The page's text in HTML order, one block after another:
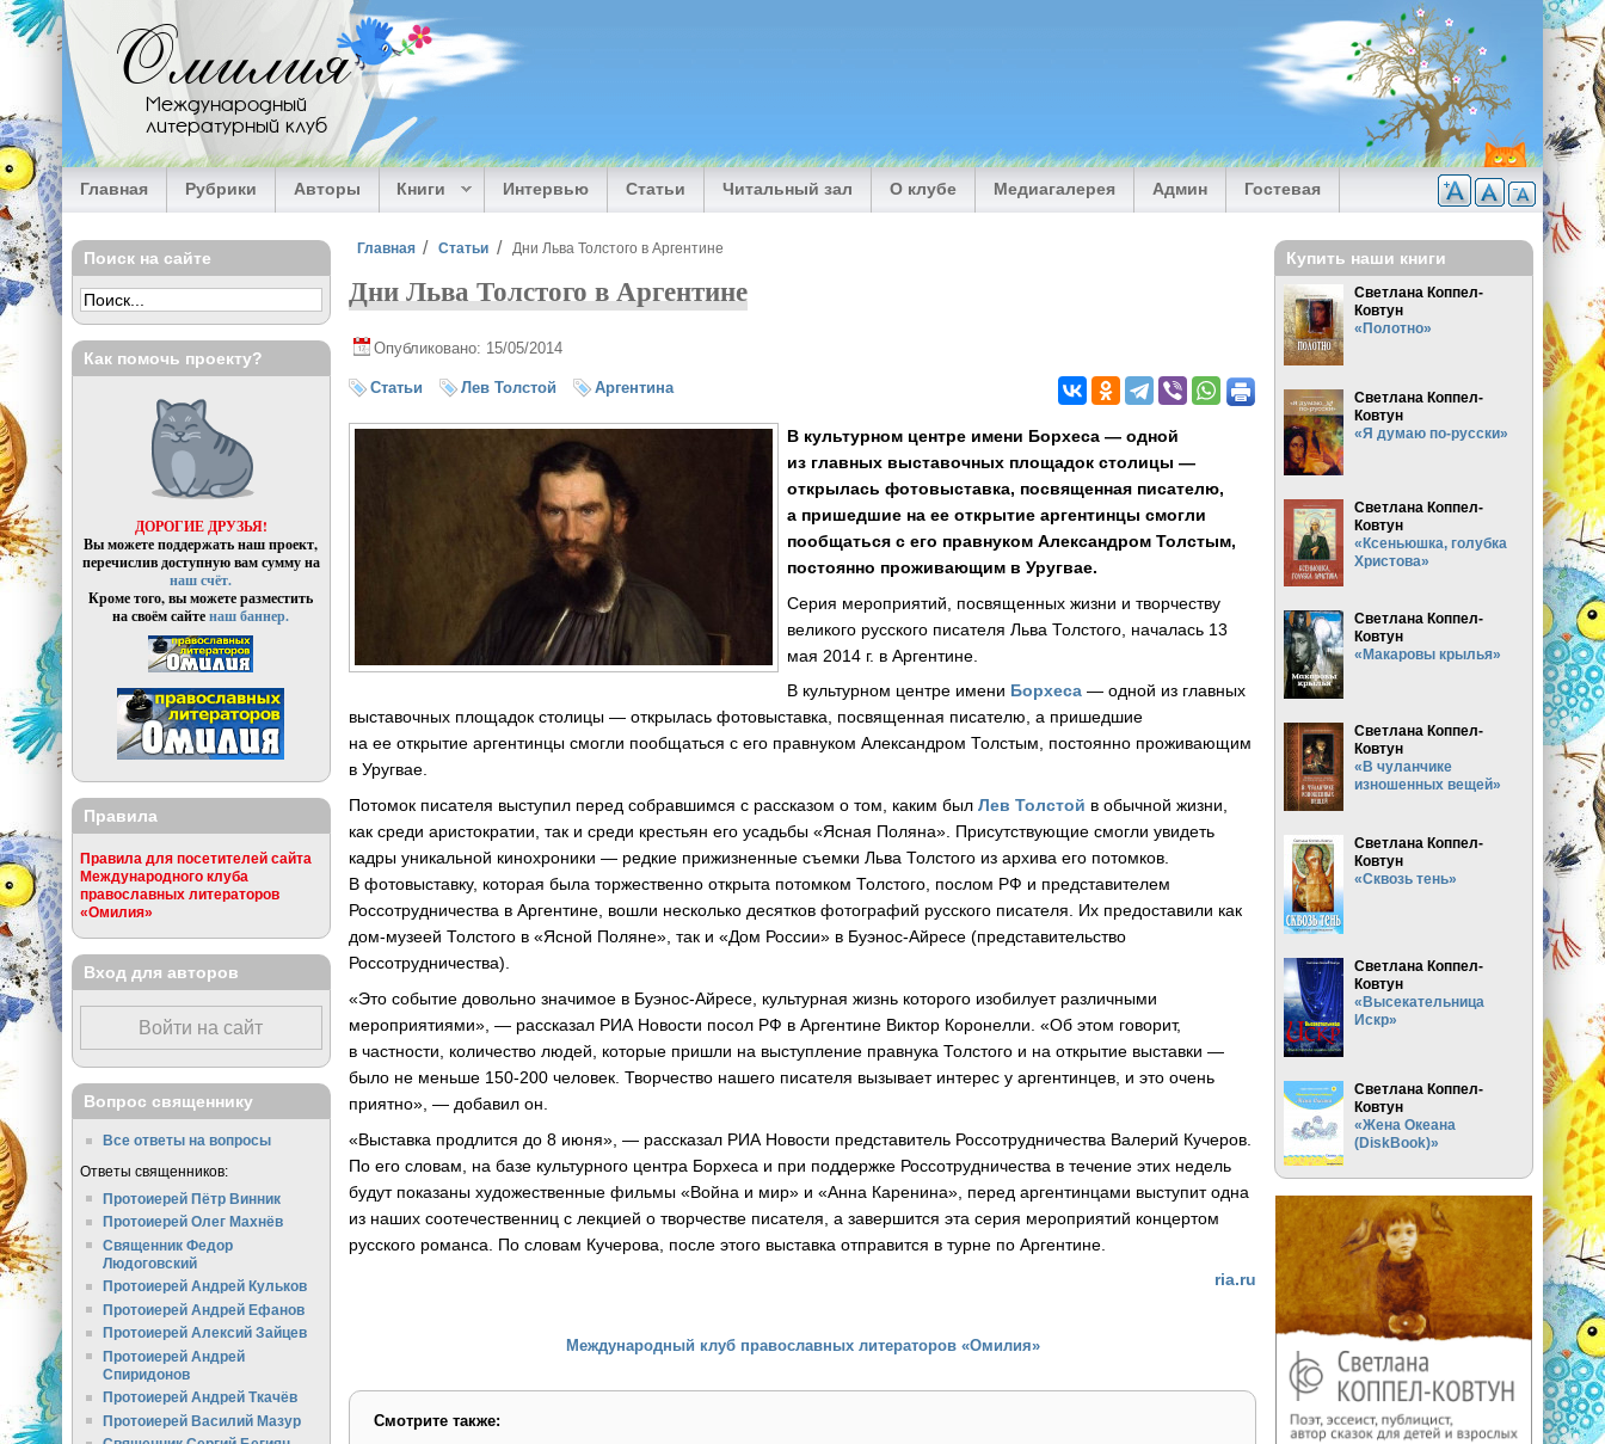
Перейти к основному содержанию
Омилия
Международный
литературный клуб
Главная Рубрики Авторы Книги Интервью Статьи Читальный зал О клубе Медиагалерея Админ Гостевая
Вы здесь
Главная Статьи Дни Льва Толстого в Аргентине
Дни Льва Толстого в Аргентине
Опубликовано: 15/05/2014
Статьи Лев Толстой Аргентина
В культурном центре имени Борхеса — одной
из главных выставочных площадок столицы —
открылась фотовыставка, посвященная писателю,
а пришедшие на ее открытие аргентинцы смогли
пообщаться с его правнуком Александром Толстым,
постоянно проживающим в Уругвае.
Серия мероприятий, посвященных жизни и творчеству
великого русского писателя Льва Толстого, началась 13
мая 2014 г. в Аргентине.
В культурном центре имени Борхеса — одной из главных
выставочных площадок столицы — открылась фотовыставка, посвященная писателю, а пришедшие
на ее открытие аргентинцы смогли пообщаться с его правнуком Александром Толстым, постоянно проживающим
в Уругвае.
Потомок писателя выступил перед собравшимся с рассказом о том, каким былЛев Толстой в обычной жизни,
как среди аристократии, так и среди крестьян его усадьбы «Ясная Поляна». Присутствующие смогли увидеть
кадры уникальной кинохроники — редкие прижизненные съемки Льва Толстого из архива его потомков.
В фотовыставку, которая была торжественно открыта потомком Толстого, послом РФ и представителем
Россотрудничества в Аргентине, вошли несколько десятков фотографий русского писателя. Их предоставили как
дом-музеей Толстого в «Ясной Поляне», так и «Дом России» в Буэнос-Айресе (представительство
Россотрудничества).
«Это событие довольно значимое в Буэнос-Айресе, культурная жизнь которого изобилует различными
мероприятиями», — рассказал РИА Новости посол РФ в Аргентине Виктор Коронелли. «Об этом говорит,
в частности, количество людей, которые пришли на выступление правнука Толстого и на открытие выставки —
было не меньше 150-200 человек. Творчество нашего писателя вызывает интерес у аргентинцев, и это очень
приятно», — добавил он.
«Выставка продлится до 8 июня», — рассказал РИА Новости представитель Россотрудничества Валерий Кучеров.
По его словам, на базе культурного центра Борхеса и при поддержке Россотрудничества в течение этих недель
будут показаны художественные фильмы «Война и мир» и «Анна Каренина», перед аргентинцами выступит одна
из наших соотечественниц с лекцией о творчестве писателя, а завершится эта серия мероприятий концертом
русского романса. По словам Кучерова, после этого выставка отправится в турне по Аргентине.
ria.ru
Международный клуб православных литераторов «Омилия»
Смотрите также:
Поиск на сайте
Как помочь проекту?
ДОРОГИЕ ДРУЗЬЯ!
Вы можете поддержать наш проект,
перечислив доступную вам сумму на
наш счёт.
Кроме того, вы можете разместить
на своём сайтенаш баннер.
Правила
Правила для посетителей сайта
Международного клуба
православных литераторов
«Омилия»
Вход для авторов
Войти на сайт
Вопрос священнику
Все ответы на вопросы
Ответы священников:
Протоиерей Пётр Винник
Протоиерей Олег Махнёв
Священник Федор
Людоговский
Протоиерей Андрей Кульков
Протоиерей Андрей Ефанов
Протоиерей Алексий Зайцев
Протоиерей Андрей
Спиридонов
Протоиерей Андрей Ткачёв
Протоиерей Василий Мазур
Купить наши книги
Светлана Коппел-
Ковтун
«Полотно»
Светлана Коппел-
Ковтун
«Я думаю по-русски»
Светлана Коппел-
Ковтун
«Ксеньюшка, голубка
Христова»
Светлана Коппел-
Ковтун
«Макаровы крылья»
Светлана Коппел-
Ковтун
«В чуланчике
изношенных вещей»
Светлана Коппел-
Ковтун
«Сквозь тень»
Светлана Коппел-
Ковтун
«Высекательница
Искр»
Светлана Коппел-
Ковтун
«Жена Океана
(DiskBook)»